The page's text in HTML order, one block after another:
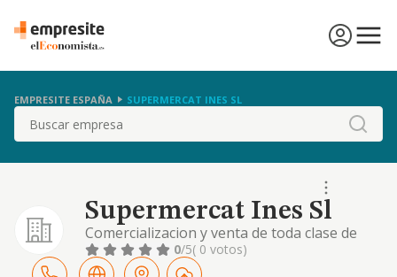
EMPRESITE ESPAÑA SUPERMERCAT INES SL
Buscar
Supermercat Ines Sl
Comercializacion y venta de toda clase de
productos alimenticios, bebidas y articulos
de drogueria y perfumeria.
0/5( 0 votos)